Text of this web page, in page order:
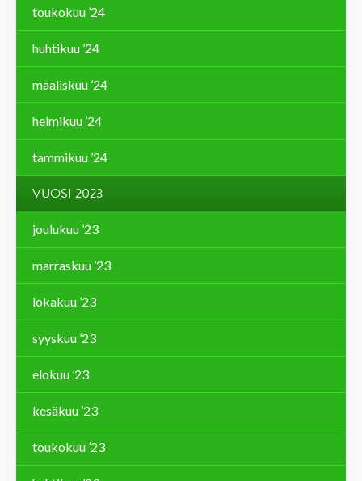
toukokuu ’24
huhtikuu ’24
maaliskuu ’24
helmikuu ’24
tammikuu ’24
VUOSI 2023
joulukuu ’23
marraskuu ’23
lokakuu ’23
syyskuu ’23
elokuu ’23
kesäkuu ’23
toukokuu ’23